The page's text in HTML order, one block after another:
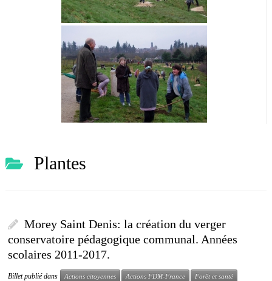
Plantes
Morey Saint Denis: la création du verger
conservatoire pédagogique communal. Années
scolaires 2011-2017.
Billet publié dans Actions citoyennes Actions FDM-France Forêt et santé